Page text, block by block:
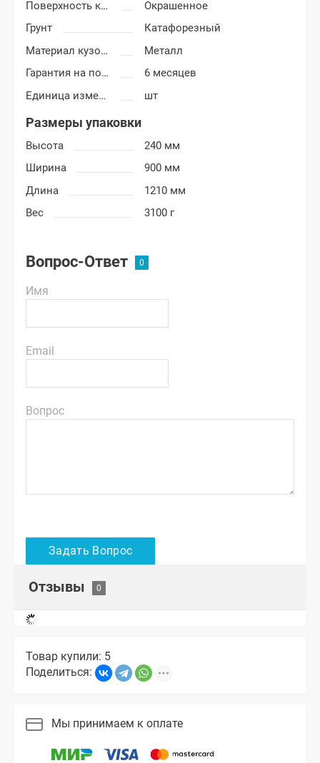
Поверхность крыла
Окрашенное
Грунт
Катафорезный
Материал кузовных деталей
Металл
Гарантия на покраску
6 месяцев
Единица измерения
шт
Размеры упаковки
Высота
240 мм
Ширина
900 мм
Длина
1210 мм
Вес
3100 г
Вопрос-Ответ
Имя
Email
Вопрос
Отзывы
Товар купили: 5
Поделиться:
Мы принимаем к оплате